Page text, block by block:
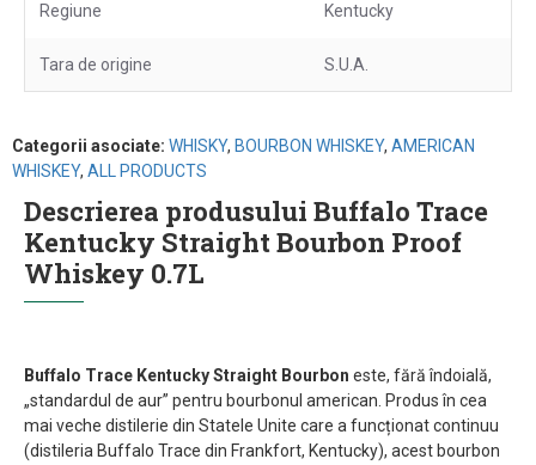
Regiune Kentucky
Tara de origine S.U.A.
Categorii asociate: WHISKY, BOURBON WHISKEY, AMERICAN
WHISKEY, ALL PRODUCTS
Descrierea produsului Buffalo Trace
Kentucky Straight Bourbon Proof
Whiskey 0.7L
Buffalo Trace Kentucky Straight Bourbon este, fără îndoială,
„standardul de aur” pentru bourbonul american. Produs în cea
mai veche distilerie din Statele Unite care a funcționat continuu
(distileria Buffalo Trace din Frankfort, Kentucky), acest bourbon